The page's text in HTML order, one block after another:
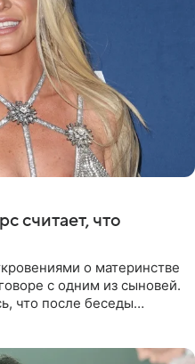
считает, что
о материнстве
с одним из сыновей.
что после беседы